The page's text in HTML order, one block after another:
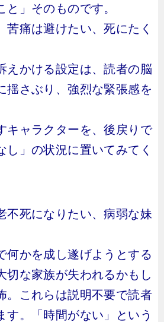
と」そのものです。
苦痛は避けたい、死にたく
えかける設定は、読者の脳
揺さぶり、強烈な緊張感を
キャラクターを、後戻りで
し」の状況に置いてみてく
不死になりたい、病弱な妹
何かを成し遂げようとする
切な家族が失われるかもし
。これらは説明不要で読者
す。「時間がない」という